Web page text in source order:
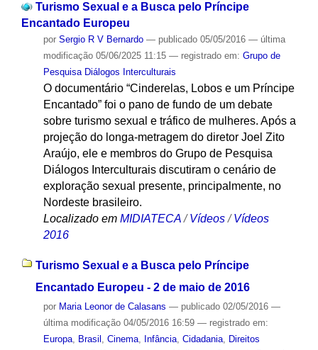
Turismo Sexual e a Busca pelo Príncipe
Encantado Europeu
por Sergio R V Bernardo — publicado05/05/2016 — última
modificação05/06/2025 11:15 — registrado em: Grupo de
Pesquisa Diálogos Interculturais
O documentário “Cinderelas, Lobos e um Príncipe
Encantado” foi o pano de fundo de um debate
sobre turismo sexual e tráfico de mulheres. Após a
projeção do longa-metragem do diretor Joel Zito
Araújo, ele e membros do Grupo de Pesquisa
Diálogos Interculturais discutiram o cenário de
exploração sexual presente, principalmente, no
Nordeste brasileiro.
Localizado em MIDIATECA / Vídeos / Vídeos
2016
Turismo Sexual e a Busca pelo Príncipe
Encantado Europeu - 2 de maio de 2016
por Maria Leonor de Calasans — publicado02/05/2016 —
última modificação04/05/2016 16:59 — registrado em:
Europa, Brasil , Cinema, Infância, Cidadania, Direitos